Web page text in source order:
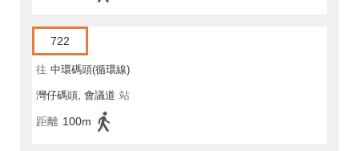
722
往 中環碼頭(循環線)
灣仔碼頭, 會議道 站
距離 100m